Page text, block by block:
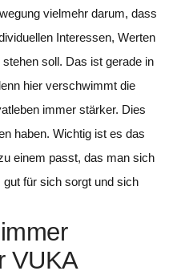
vielmehr darum, dass
Interessen, Werten
soll. Das ist gerade in
hier verschwimmt die
immer stärker. Dies
haben. Wichtig ist es das
einem passt, das man sich
für sich sorgt und sich
VUKA